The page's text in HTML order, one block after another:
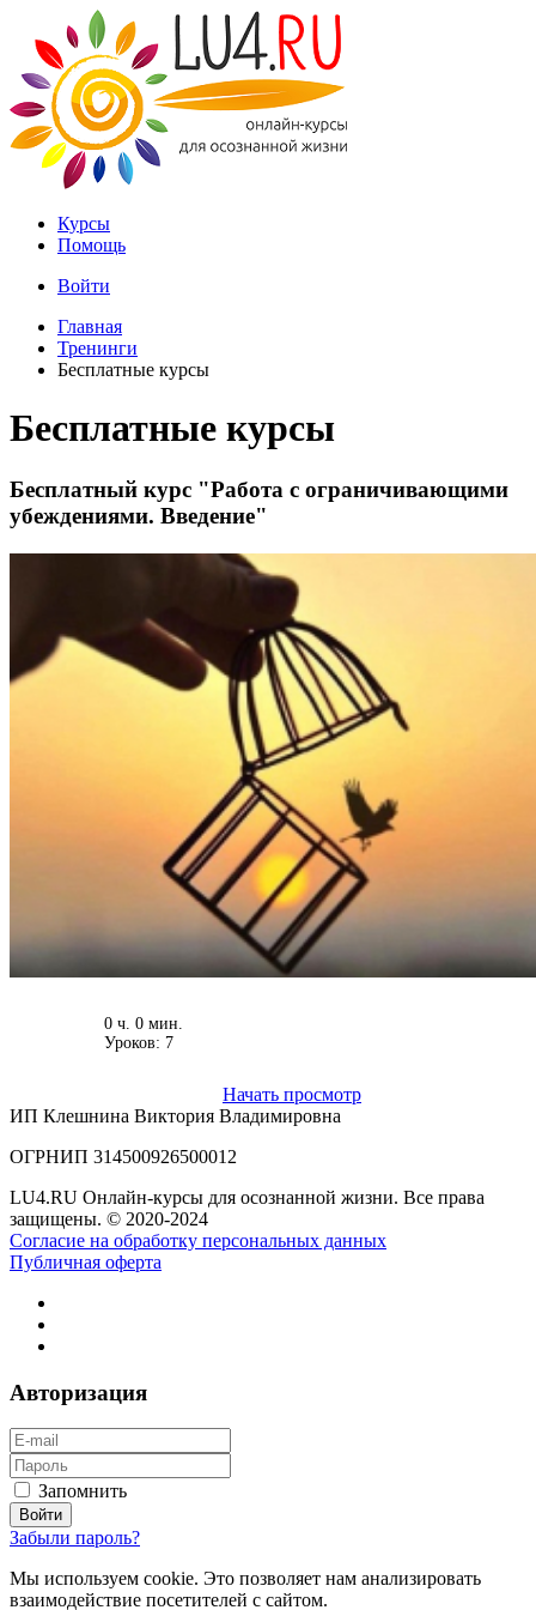
Курсы
Помощь
Войти
Главная
Тренинги
Бесплатные курсы
Бесплатные курсы
Бесплатный курс "Работа с ограничивающими
убеждениями. Введение"
0 ч. 0 мин.
Уроков: 7
Начать просмотр
ИП Клешнина Виктория Владимировна
ОГРНИП 314500926500012
LU4.RU Онлайн-курсы для осознанной жизни. Все права
защищены. © 2020-2024
Согласие на обработку персональных данных
Публичная оферта
Авторизация
Запомнить
Забыли пароль?
Мы используем cookie. Это позволяет нам анализировать
взаимодействие посетителей с сайтом.